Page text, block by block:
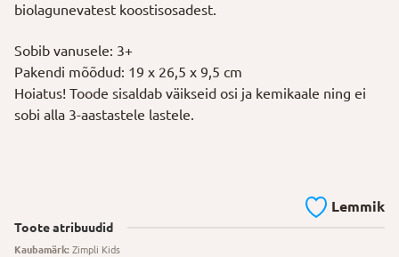
biolagunevatest koostisosadest.
Sobib vanusele: 3+
Pakendi mõõdud: 19 x 26,5 x 9,5 cm
Hoiatus! Toode sisaldab väikseid osi ja kemikaale ning ei
sobi alla 3-aastastele lastele.
Lemmik
Toote atribuudid
Kaubamärk: Zimpli Kids